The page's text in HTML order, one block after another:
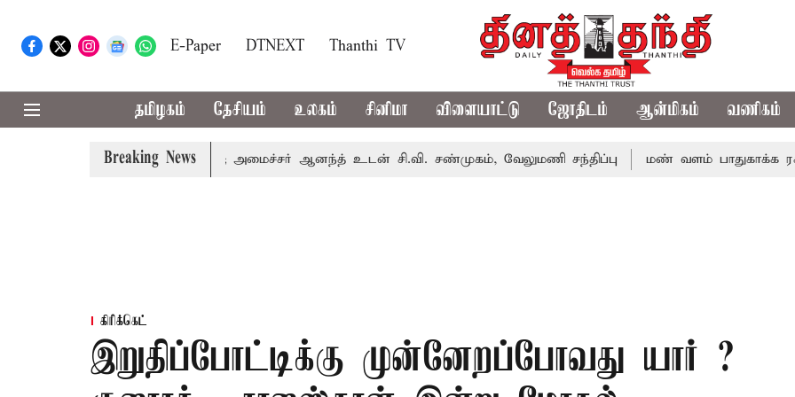
E-Paper DTNEXT Thanthi TV
தமிழகம் தேசியம் உலகம் சினிமா விளையாட்டு ஜோதிடம் ஆன்மிகம் வணிகம்
Breaking News
அரசியலில் பரபரப்பு; அமைச்சர் ஆனந்த் உடன் சி.வி. சண்முகம், வேலுமணி சந்திப்பு மண் வளம் பாதுகாக்க ரசாயன
கிரிக்கெட்
இறுதிப்போட்டிக்கு முன்னேறப்போவது யார் ?